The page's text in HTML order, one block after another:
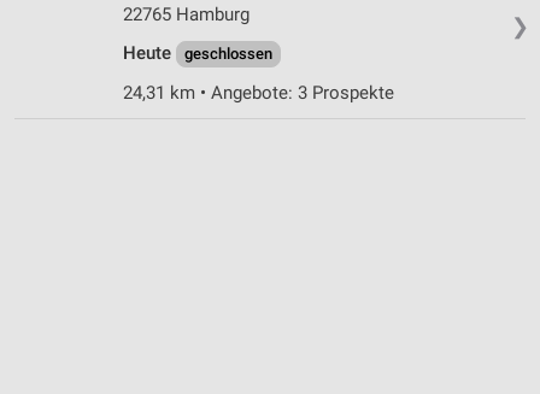
❯
22765 Hamburg
Heute
geschlossen
24,31 km • Angebote: 3 Prospekte